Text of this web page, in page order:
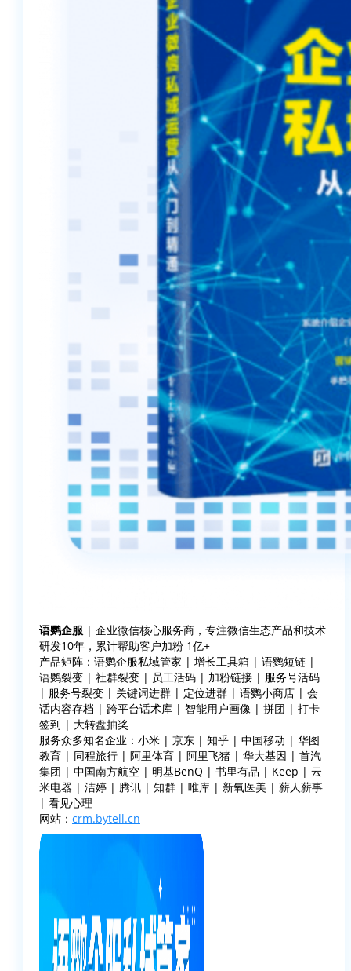
语鹦企服 | 企业微信核心服务商，专注微信生态产品和技术
研发10年，累计帮助客户加粉 1亿+
产品矩阵：语鹦企服私域管家 | 增长工具箱 | 语鹦短链 |
语鹦裂变 | 社群裂变 | 员工活码 | 加粉链接 | 服务号活码
| 服务号裂变 | 关键词进群 | 定位进群 | 语鹦小商店 | 会
话内容存档 | 跨平台话术库 | 智能用户画像 | 拼团 | 打卡
签到 | 大转盘抽奖
服务众多知名企业：小米 | 京东 | 知乎 | 中国移动 | 华图
教育 | 同程旅行 | 阿里体育 | 阿里飞猪 | 华大基因 | 首汽
集团 | 中国南方航空 | 明基BenQ | 书里有品 | Keep | 云
米电器 | 洁婷 | 腾讯 | 知群 | 唯库 | 新氧医美 | 薪人薪事
| 看见心理
网站： crm.bytell.cn